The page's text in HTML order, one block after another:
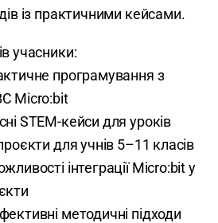
із практичними кейсами.
учасники:
програмування з
Micro:bit
STEM-кейси для уроків
для учнів 5–11 класів
інтеграції Micro:bit у
методичні підходи